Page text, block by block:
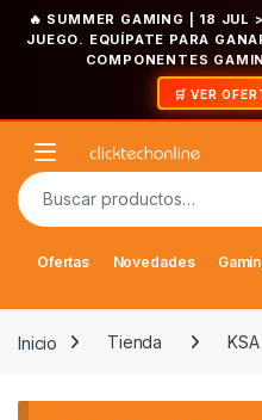
🔥 SUMMER GAMING | 18 JUL
JUEGO. EQUÍPATE PARA
COMPONENTES
🛒 VER
Open
Buscar por:
Ofertas Novedades
Inicio Tienda KSA